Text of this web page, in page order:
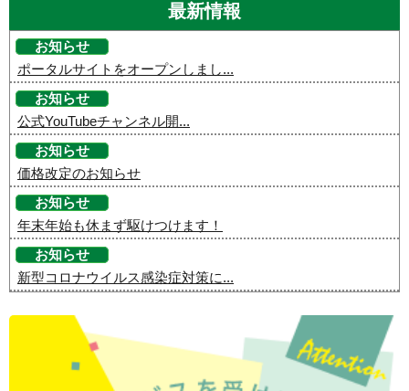
最新情報
お知らせ
ポータルサイトをオープンしまし...
お知らせ
公式YouTubeチャンネル開...
お知らせ
価格改定のお知らせ
お知らせ
年末年始も休まず駆けつけます！
お知らせ
新型コロナウイルス感染症対策に...